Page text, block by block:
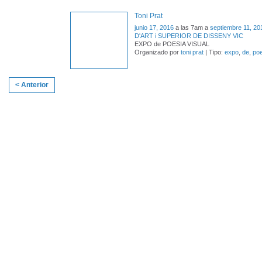
Toni Prat
junio 17, 2016 a las 7am a septiembre 11,
D'ART i SUPERIOR DE DISSENY VIC
EXPO de POESIA VISUAL
Organizado por toni prat | Tipo: expo de
< Anterior